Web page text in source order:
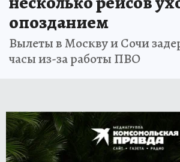
опозданием
Вылеты в Москву и Сочи
часы из-за работы ПВО